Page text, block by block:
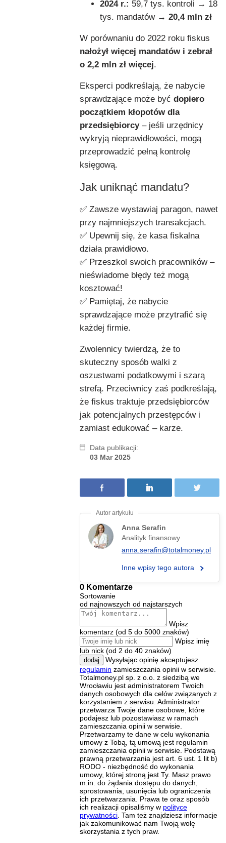
2024 r.: 59,7 tys. kontroli → 18
tys. mandatów → 20,4 mln zł
W porównaniu do 2022 roku fiskus
nałożył więcej mandatów i zebrał
o 2,2 mln zł więcej.
Eksperci podkreślają, że nabycie
sprawdzające może być dopiero
początkiem kłopotów dla
przedsiębiorcy– jeśli urzędnicy
wykryją nieprawidłowości, mogą
przeprowadzić pełną kontrolę
księgową.
Jak uniknąć mandatu?
✅ Zawsze wystawiaj paragon, nawet
przy najmniejszych transakcjach.
✅ Upewnij się, że kasa fiskalna
działa prawidłowo.
✅ Przeszkol swoich pracowników –
nieświadome błędy też mogą
kosztować!
✅ Pamiętaj, że nabycie
sprawdzające może przytrafić się
każdej firmie.
Zwolennicy twierdzą, że to
skuteczny sposób walki z
oszustwami podatkowymi i szarą
strefą. Przeciwnicy zaś podkreślają,
że fiskus traktuje przedsiębiorców
jak potencjalnych przestępców i
zamiast edukować – karze.
Data publikacji:
03 Mar 2025
Anna Serafin
Analityk finansowy
anna.serafin@totalmoney.pl
Inne wpisy tego autora
0 Komentarze
Sortowanie
od najnowszych od najstarszych
Wpisz
komentarz (od 5 do 5000 znaków)
Wpisz imię
lub nick (od 2 do 40 znaków)
dodaj
Wysyłając opinię akceptujesz
regulamin zamieszczania opinii w serwisie.
Totalmoney.pl sp. z o.o. z siedzibą we
Wrocławiu jest administratorem Twoich
danych osobowych dla celów związanych z
korzystaniem z serwisu. Administrator
przetwarza Twoje dane osobowe, które
podajesz lub pozostawiasz w ramach
zamieszczania opinii w serwisie.
Przetwarzamy te dane w celu wykonania
umowy z Tobą, tą umową jest regulamin
zamieszczania opinii w serwisie. Podstawą
prawną przetwarzania jest art. 6 ust. 1 lit b)
RODO - niezbędność do wykonania
umowy, której stroną jest Ty. Masz prawo
m.in. do żądania dostępu do danych,
sprostowania, usunięcia lub ograniczenia
ich przetwarzania. Prawa te oraz sposób
ich realizacji opisaliśmy w polityce
prywatności . Tam też znajdziesz informacje
jak zakomunikować nam Twoją wolę
skorzystania z tych praw.